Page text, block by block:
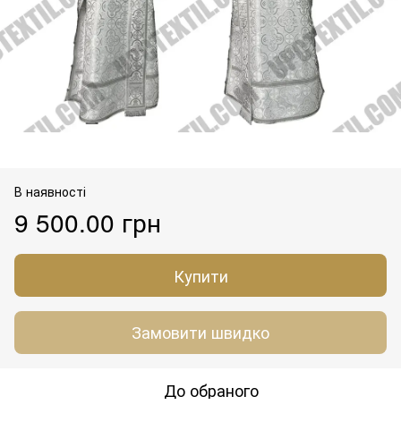
В наявності
9 500.00 грн
Купити
Замовити швидко
До обраного